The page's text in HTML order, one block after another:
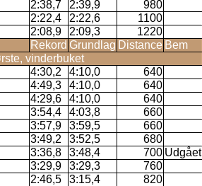
2:38,7 2:39,9
980
2:22,4 2:22,6
1100
2:08,9 2:09,3
1220
Rekord Grundlag Distance Bem
vinderbuket
4:30,2 4:10,0
640
4:49,3 4:10,0
640
4:29,6 4:10,0
640
3:54,4 4:03,8
660
3:57,9 3:59,5
660
3:49,2 3:52,5
680
3:36,8 3:48,4 700 Udgået
3:29,9 3:29,3
760
2:46,5 3:15,4 820